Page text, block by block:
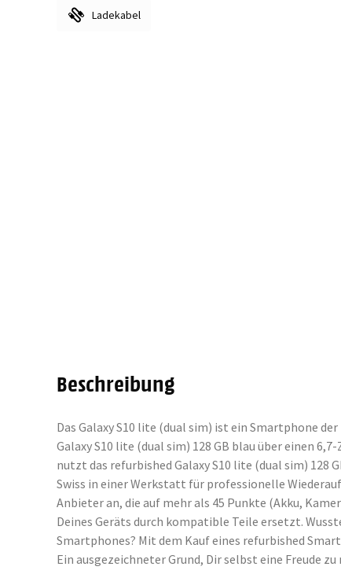
Ladekabel
Beschreibung
Das Galaxy S10 lite (dual sim) ist ein Smartphone
Galaxy S10 lite (dual sim) 128 GB blau über einen
nutzt das refurbished Galaxy S10 lite (dual sim)
Swiss in einer Werkstatt für professionelle
Anbieter an, die auf mehr als 45 Punkte (Akku,
Deines Geräts durch kompatible Teile ersetzt.
Smartphones? Mit dem Kauf eines refurbished
Ein ausgezeichneter Grund, Dir selbst eine Freude